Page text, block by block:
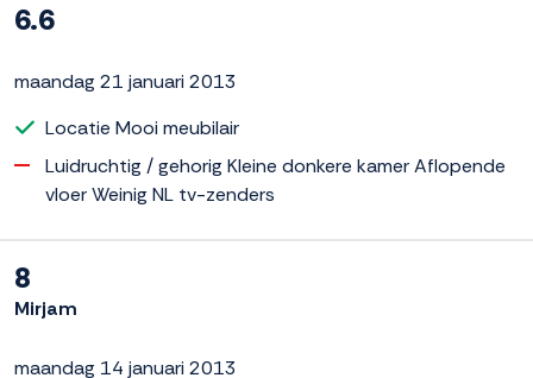
6.6
maandag 21 januari 2013
Locatie Mooi meubilair
Luidruchtig / gehorig Kleine donkere kamer Aflopende
vloer Weinig NL tv-zenders
8
Mirjam
maandag 14 januari 2013